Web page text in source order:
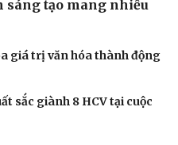
Blog
dược sau nhiều tháng
kiến thức quốc phòng và